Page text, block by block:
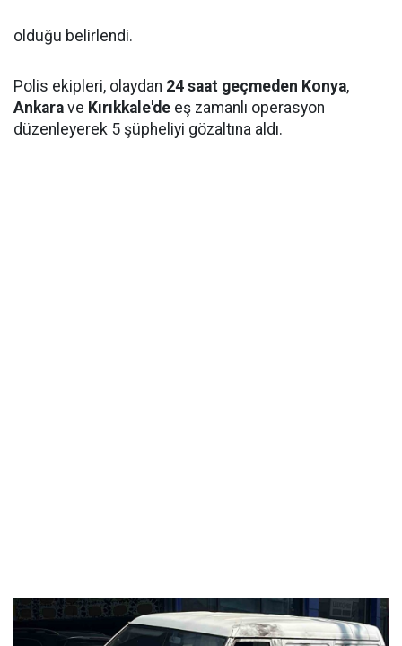
olduğu belirlendi.
Polis ekipleri, olaydan 24 saat geçmeden Konya,
Ankara ve Kırıkkale'de eş zamanlı operasyon
düzenleyerek 5 şüpheliyi gözaltına aldı.